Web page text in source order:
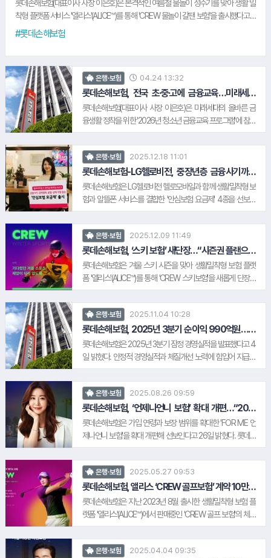
롯데손해보험(대표이사 사장 이은호)은 본격적인 여름철 물놀이 성수기를 맞아 생활 밀
착형 플랫폼 서비스 '앨리스'(ALICE™)를 통해 'CREW 물놀이 갈땐 보험'을 출시했다고 7
일 밝혔다. 기본적인 상해 담보 보장뿐 아니라, '배상책임 담보'를 통해 물놀이 여행 중 실
수로 타인에게 상해 또는 재물을 손괴한 경우, 최대 500만원의 손해배상금을 회사가 보
험 가입자를 대신하여 지급한다. 먼저 워터파크 플랜은 △깁스 치료비 10만원 △무릎
인대 파열 및 연골 손상수술비 30만원 △어깨 관절 손상 수술비 30만원 지급 등 놀이기
구 이용 중 발생하기 쉬운 신체 외상과 관절 손상 보장에 무게를 뒀다. 반면 바다·계곡 플
랜에는 △온열 및 한랭 질환 진단 시 10만원 △독액성 동물 접촉 중독 진단비 10만원 등
자연 환경에서 비롯되는 질환을 주로 보장한다.
#롯데손해보험
은행·보험 04.24 13:32
롯데손해보험, 전국 초·중·고에 금융교육…미래세대
위한 사회공헌 강화
롯데손해보험(대표이사 사장 이은호)은 미래세대의 올바른 금
융생활 정착을 위한 '2026년 청소년 금융교육 프로그램'에 참여
한다고 24일 밝혔다. 이를 통해 미래세대인 청소년들이 올바른
금융 가치관을 형성하고, 금융에 대한 이해도를 높이는 데 도움
이 될 것으로 기대된다. 특히 일상 속 다양한 위험에 대비하는 보
험의 중요성을 체감하고, 올바른 금융습관 형성에도 기여할 전
망이다. 롯데손해보험 관계자는 "미래 세대인 청소년이 금융과
보험에 대한 건전한 인식을 키우고 올바른 경제관을 형성하는
데 도움이 될 수 있어 뜻 깊다"며 "앞으로도 저출생 위기 대응을
비롯한 공동사업과 미래세대를 위한 보험서비스 개발에 적극
노력하겠다"고 밝혔다.
은행·보험 2025.12.18 11:01
롯데손해보험-LG헬로비전, 중장년층 금융사기까지
보장하는 알뜰폰 요금제 출시
롯데손해보험은 LG헬로비전 헬로모바일과 함께 생활밀착형 보
험과 알뜰폰 서비스를 결합한 '안심보험 요금제' 4종을 선보인
다고 18일 밝혔다. 이번에 출시되는 안심보험 요금제는 헬로모
바일의 알뜰폰 서비스와 롯데손해보험의 'MY FAM 불효자보
험'을 함께 이용할 수 있는 신개념 서비스다. 안심보험 요금제 가
입 고객은 롯데손해보험의 생활밀착형 보험 플랫폼 '앨리스'를
통해 판매 중인 'MY FAM 불효자보험'에 1년간 가입된다. 롯데
손해보험 관계자는 "알뜰폰 서비스와 생활밀착형 보험을 결합
한 안심보험 요금제를 통해 고객의 일상 속 보장 공백을 줄일 수
있을 것으로 기대한다"며 "다양한 기업과의 제휴를 통해 차별화
된 보험 서비스를 선보이겠다"고 말했다.
은행·보험 2025.12.09 11:49
롯데손해보험, ‘스키 보험’ 새단장…“시즌권 플랜으로
보장 확대”
롯데손해보험은 겨울 스키 시즌을 맞아 생활밀착형 보험 플랫
폼 '앨리스'(ALICE™)를 통해 'CREW 스키보험'을 새롭게 단장하
고 '시즌권' 플랜을 신설했다고 9 일 밝혔다. 특히 이번 'CREW
스키보험'에 새롭게 추가된 '시즌권' 플랜은 스키장 시즌권을 구
매해 스키장에 장기 체류하거나 자주 방문하는 이용객을 위해
마련됐다. 과거 스키장을 찾는 사람들은 본인이 가입한 실손보
험이나 일상생활 배상책임 보험 등을 가입해야 스키장에서 발
생하는 사고를 보장받을 수 있었다. 반면 'CREW 스키보험'은 하
루만 스키장을 갈 계획이라면 '1회권' (24시간 보장)플랜을 선택
해서 1천원으로 가입이 가능하고, 스키장 폐장까지 오래도록 즐
길 스키어라면 '시즌권'(26년 3월 폐장까지 보장) 플랜을 선택해
가입 가능한 장점이 있다.
은행·보험 2025.11.04 10:28
롯데손해보험, 2025년 3분기 순이익 990억원…전
년 동기 대비 42.0%↑
롯데손해보험은 2025년 3분기 잠정 경영실적을 발표했다고 4
일 밝혔다. 안정적 경영실적과 체질개선 노력에 힘입어 지급여
력비율(K-ICS)은 금융당국의 권고수준을 넘어섰다. 한편 주력
보종인 장기보장성보험의 3분기 누계 원수보험료는 1조 8,853
억원으로 지난해 3분기의 1조 7,765억원에 비해 6.1% 늘었다.
롯데손해보험 관계자는 "보험업 본연의 경쟁력을 높이는 내재
가치 중심 경영을 통해 안정적인 이익 창출과 미래 가치 확보를
이어나가고 있다"며 "체질개선을 통해 K-ICS를 포함한 경영지
표 가 지속적으로 우상향하고 있다"고 밝혔다.
은행·보험 2025.08.26 09:59
롯데손해보험, ‘언제나언니 보험’ 확대 개편…“20대
·50대도 갑상선 보장 가능”
롯데손해보험은 가입 연령과 보장 범위를 확대한 'FOR ME 언
제나언니 보험'을 확대 개편해 선보인다고 26일 밝혔다. 롯데손
해보험은 여성의 건강이슈가 다양한 생애 단계에서 발생할 수
있다는 점에 주목해, 일상 속에서 마주할 수 있는 위험에 세밀하
게 대응할 수 있도록 가입 연령과 보장 범위를 넓혔다. 보험 가입
가능 연령은 기존 만 35~45세에서 만 19~54세로 확대했다.
롯데손해보험 관계자는 "상품 개편을 통해 다양한 연령대 여성
의 건강 니즈를 반영해 보장 접근성을 높였다"이라며 "앞으로도
고객의 생애주기에 맞춘 보험 서비스를 지속적으로 확대하는
등 '앨리스'의 포트폴리오를 다변화하겠다"고 말했다.
은행·보험 2025.05.27 09:53
롯데손해보험, 앨리스 ‘CREW 골프보험’ 계약 10만건
돌파
롯데손해보험은 지난 2023년 8월 출시한 생활밀착형 보험 플
랫폼 '앨리스'(ALICE™)에서 판매중인 'CREW 골프 보험'의 체결
건수가 10만건을 넘어섰다고 27일 밝혔다. 앞서 CREW 골프보
험은 1회권 플랜만 선물할 수 있었으나, 최대 50회 라운딩까지
보장 가능한 'N회권 플랜' 역시 선물하기 기능을 이용할 수 있게
은행·보험 2025.04.04 09:35
2.넥슨
3.삼양그룹
1.현대백화점